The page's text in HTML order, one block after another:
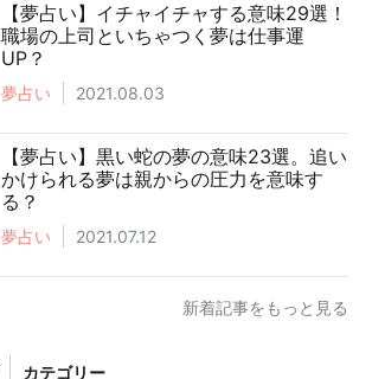
【夢占い】イチャイチャする意味29選！
職場の上司といちゃつく夢は仕事運
UP？
夢占い 2021.08.03
【夢占い】黒い蛇の夢の意味23選。追い
かけられる夢は親からの圧力を意味す
る？
夢占い 2021.07.12
新着記事をもっと見る
カテゴリー